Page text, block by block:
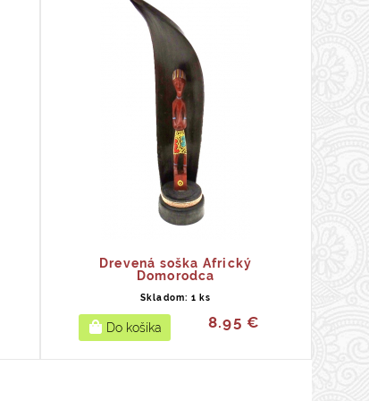
Drevená soška Africký
Domorodca
Skladom: 1 ks
8.95 €